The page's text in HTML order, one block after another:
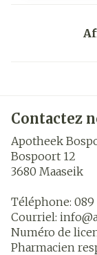
Contactez
Apotheek
Bospoort 12
3680 Maaseik
Téléphone: 089
Courriel: info@
Numéro de
Pharmacien